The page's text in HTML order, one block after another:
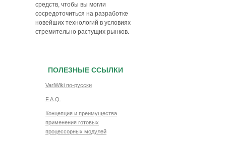
средств, чтобы вы могли
сосредоточиться на разработке
новейших технологий в условиях
стремительно растущих рынков.
ПОЛЕЗНЫЕ ССЫЛКИ
VariWiki по-русски
F.A.Q.
Концепция и преимущества
применения готовых
процессорных модулей